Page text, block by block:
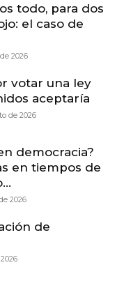
todo, para dos
el caso de
2026
votar una ley
aceptaría
de 2026
democracia?
en tiempos de
2026
de